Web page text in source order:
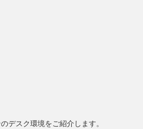
デスク環境をご紹介します。